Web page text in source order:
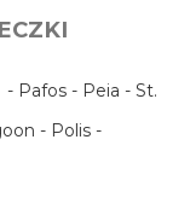
- Pafos - Peia - St.
- Polis -